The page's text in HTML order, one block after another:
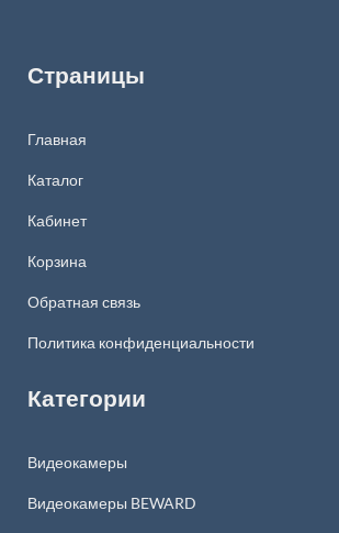
Страницы
Главная
Каталог
Кабинет
Корзина
Обратная связь
Политика конфиденциальности
Категории
Видеокамеры
Видеокамеры BEWARD